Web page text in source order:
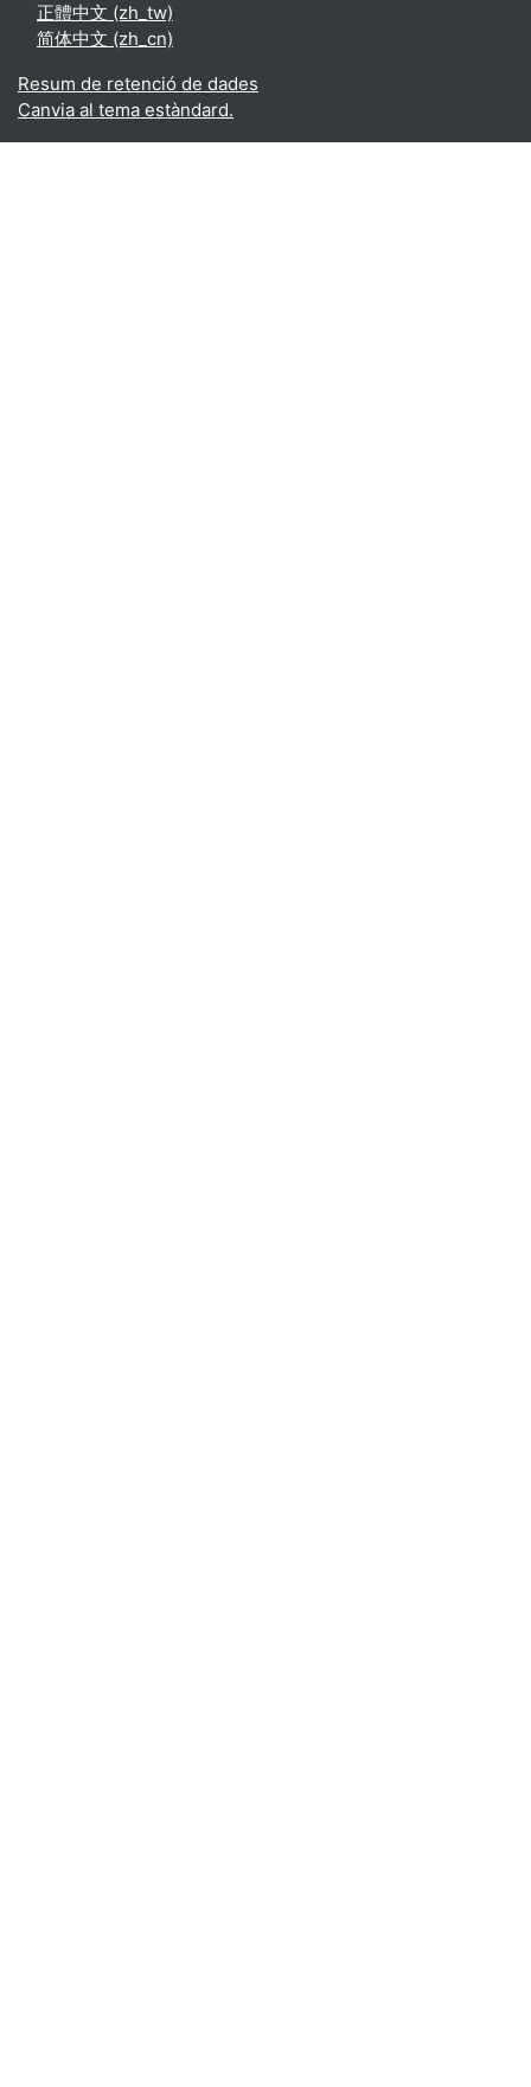
正體中文 ‎(zh_tw)‎
简体中文 ‎(zh_cn)‎
Resum de retenció de dades
Canvia al tema estàndard.